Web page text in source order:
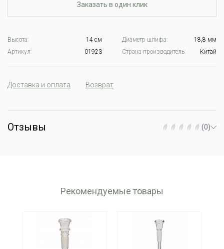
Заказать в один клик
Высота: 14 см Диаметр шлифа:
18,8 мм
Артикул:
01923 Страна производитель: Китай
Доставка и оплата Возврат
Отзывы (0)
Рекомендуемые товары